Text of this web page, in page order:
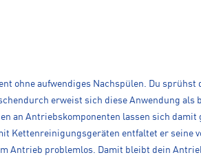
ohne aufwendiges Nachspülen. Du
erweist sich diese Anwendung
an Antriebskomponenten lassen sich
Kettenreinigungsgeräten entfaltet er seine
Antrieb problemlos. Damit bleibt dein